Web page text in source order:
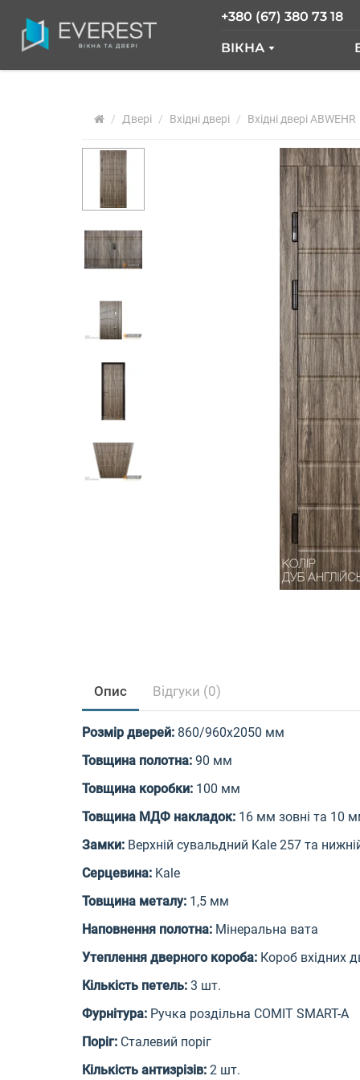
+380 (67) 380 73 18
ВІКНА
ВІКНА
РОЗСУВНІ ВІКНА
ВІКНА "ВІКНА
ВІКНА WDS
ВІКНА REHAU
АРОЧНІ ВІКНА
ПАНОРАМНІ
АЛЮМІНІЄВІ
Двері Вхідні двері Вхідні двері ABWEHR
Опис Відгуки (0)
Розмір дверей: 860/960х2050 мм
Товщина полотна: 90 мм
Товщина коробки: 100 мм
Товщина МДФ накладок: 16 мм зовні та 10
Замки: Верхній сувальдний Kale 257 та
Серцевина: Kale
Товщина металу: 1,5 мм
Наповнення полотна: Мінеральна вата
Утеплення дверного короба: Короб вхідних
Кількість петель: 3 шт.
Фурнітура: Ручка роздільна COMIT SMART-A
Поріг: Сталевий поріг
Кількість антизрізів: 2 шт.